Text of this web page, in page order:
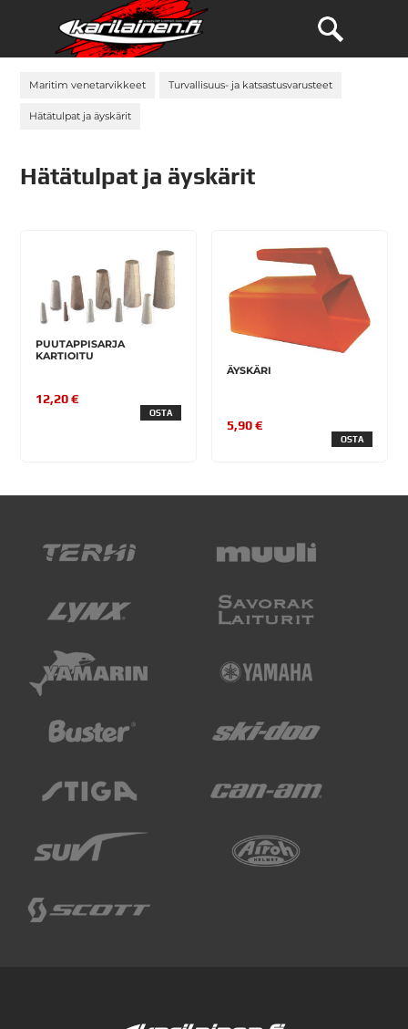
Maritim venetarvikkeet Turvallisuus- ja katsastusvarusteet
Hätätulpat ja äyskärit
Hätätulpat ja äyskärit
PUUTAPPISARJA
KARTIOITU
12,20 €
OSTA
ÄYSKÄRI
5,90 €
OSTA